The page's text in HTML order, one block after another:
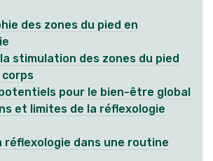
des zones du pied en
stimulation des zones du pied
pour le bien-être global
et limites de la réflexologie
réflexologie dans une routine